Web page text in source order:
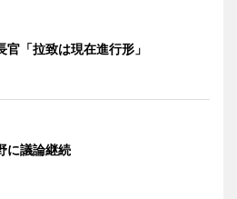
官「拉致は現在進行形」
に議論継続